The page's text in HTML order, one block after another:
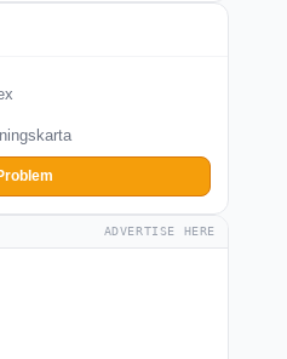
ADVERTISE HERE